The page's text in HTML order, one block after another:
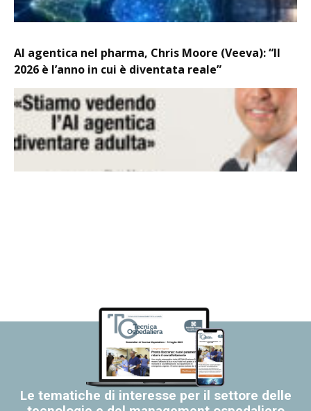
AI agentica nel pharma, Chris Moore (Veeva): “Il
2026 è l’anno in cui è diventata reale”
Le tematiche di interesse per il settore delle